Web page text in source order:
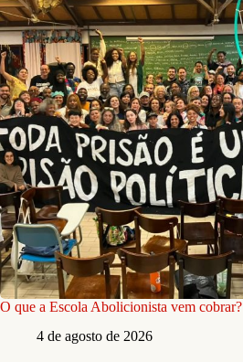
O que a Escola Abolicionista vem cobrar?
4 de agosto de 2026